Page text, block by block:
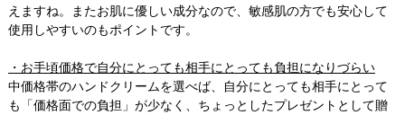
えますね。またお肌に優しい成分なので、敏感肌の方でも安心して
使用しやすいのもポイントです。
・お手頃価格で自分にとっても相手にとっても負担になりづらい
中価格帯のハンドクリームを選べば、自分にとっても相手にとって
も「価格面での負担」が少なく、ちょっとしたプレゼントとして贈